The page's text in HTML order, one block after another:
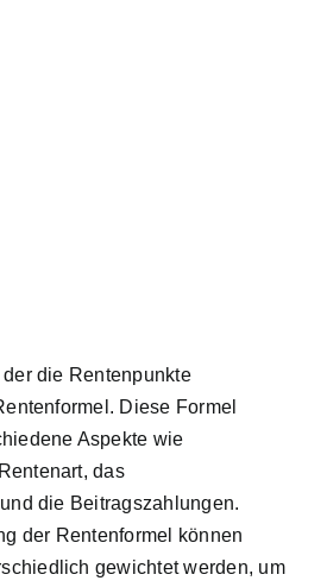
die Rentenpunkte
Diese Formel
Aspekte wie
das
die Beitragszahlungen.
der Rentenformel können
gewichtet werden, um